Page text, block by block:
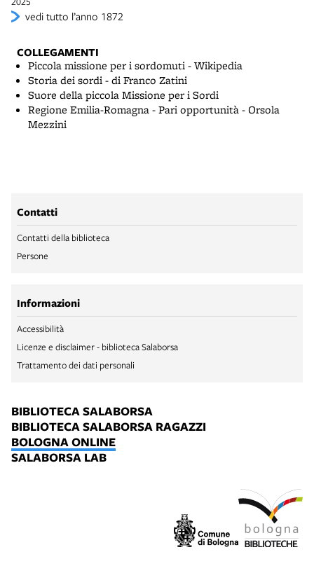
vedi tutto l’anno 1872
COLLEGAMENTI
Piccola missione per i sordomuti - Wikipedia
Storia dei sordi - di Franco Zatini
Suore della piccola Missione per i Sordi
Regione Emilia-Romagna - Pari opportunità - Orsola
Mezzini
Contatti
Contatti della biblioteca
Persone
Informazioni
Accessibilità
Licenze e disclaimer - biblioteca Salaborsa
Trattamento dei dati personali
BIBLIOTECA SALABORSA
BIBLIOTECA SALABORSA RAGAZZI
BOLOGNA ONLINE
SALABORSA LAB